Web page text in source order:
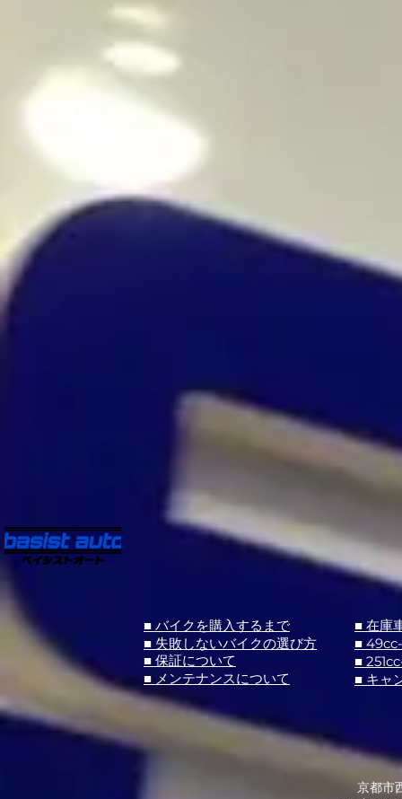
■ バイクを購入するまで
■ 失敗しないバイクの選び方
■ 保証について
■ メンテナンスについて
■ 在庫
■
■
■ キャ
京都市